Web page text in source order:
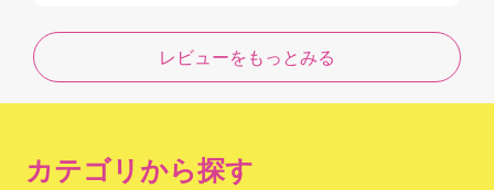
レビューをもっとみる
カテゴリから探す